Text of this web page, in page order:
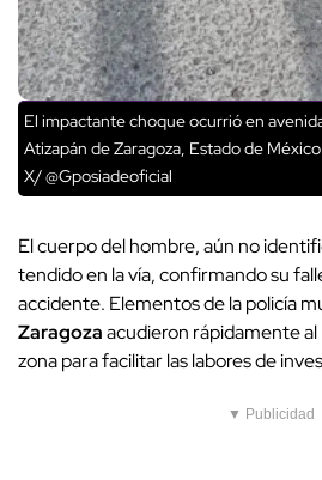
El impactante choque ocurrió en
Atizapán de Zaragoza, Estado de
X/ @Gposiadeoficial
El cuerpo del hombre, aún no
tendido en la vía, confirmando su
accidente. Elementos de la policía
Zaragozaacudieron rápidamente
zona para facilitar las labores de
▼ Publicidad